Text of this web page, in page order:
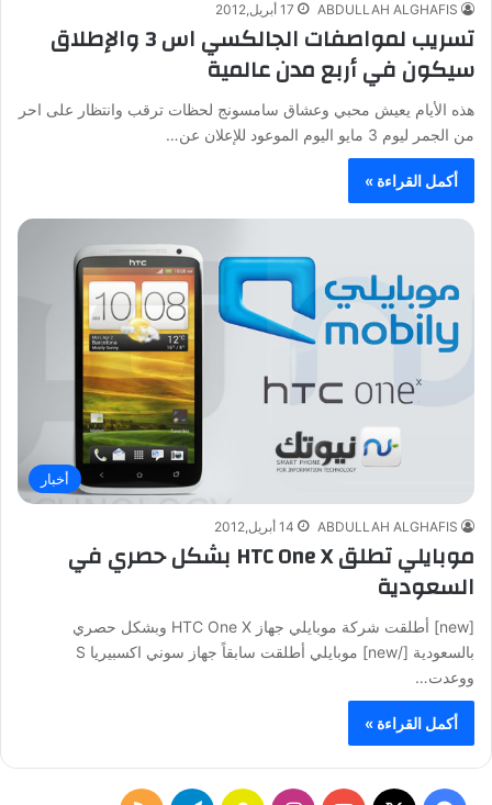
ABDULLAH ALGHAFIS 17 أبريل,2012
تسريب لمواصفات الجالكسي اس 3 والإطلاق
سيكون في أربع مدن عالمية
هذه الأيام يعيش محبي وعشاق سامسونج لحظات ترقب وانتظار على احر
من الجمر ليوم 3 مايو اليوم الموعود للإعلان عن…
أكمل القراءة »
أخبار
ABDULLAH ALGHAFIS 14 أبريل,2012
موبايلي تطلق HTC One X بشكل حصري في
السعودية
[new] أطلقت شركة موبايلي جهاز HTC One X وبشكل حصري
بالسعودية [/new] موبايلي أطلقت سابقاً جهاز سوني اكسبيريا S
ووعدت…
أكمل القراءة »